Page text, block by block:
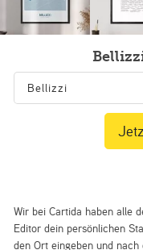
Wir bei Cartida haben alle
Editor dein persönlichen
den Ort eingeben und